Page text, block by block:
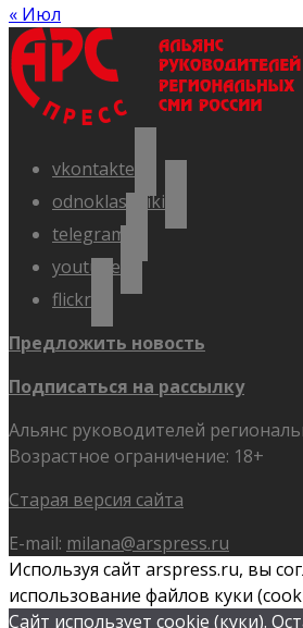
« Июл
vkontakte
odnoklassniki
telegram
youtube
flickr
Предложить новость
Подписаться на рассылку
Альянс руководителей
Возрастное ограничение: 18+
Старая версия сайта
E-mail: milana@arspress.ru
Используя сайт arspress.ru, вы
использование файлов куки
Сайт использует cookie (куки).